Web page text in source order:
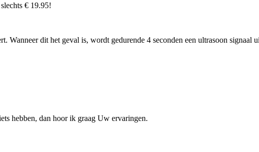
€ 19.95!
Wanneer dit het geval is, wordt gedurende 4 seconden een ultrasoon
hebben, dan hoor ik graag Uw ervaringen.